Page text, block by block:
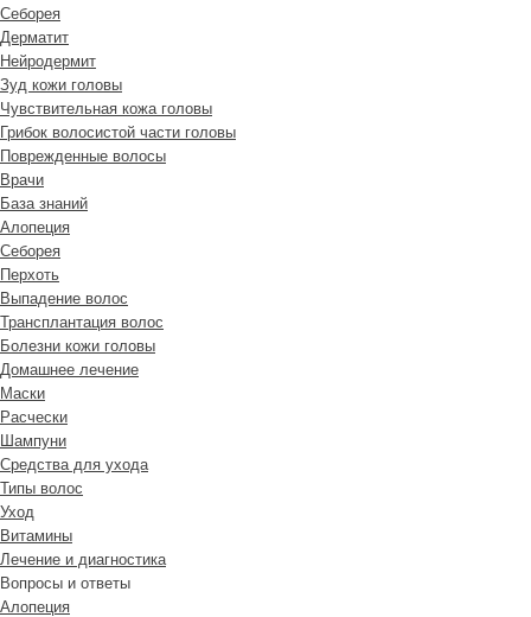
Cеборея
Дерматит
Нейродермит
Зуд кожи головы
Чувствительная кожа головы
Грибок волосистой части головы
Поврежденные волосы
Врачи
База знаний
Алопеция
Себорея
Перхоть
Выпадение волос
Трансплантация волос
Болезни кожи головы
Домашнее лечение
Маски
Расчески
Шампуни
Средства для ухода
Типы волос
Уход
Витамины
Лечение и диагностика
Вопросы и ответы
Алопеция